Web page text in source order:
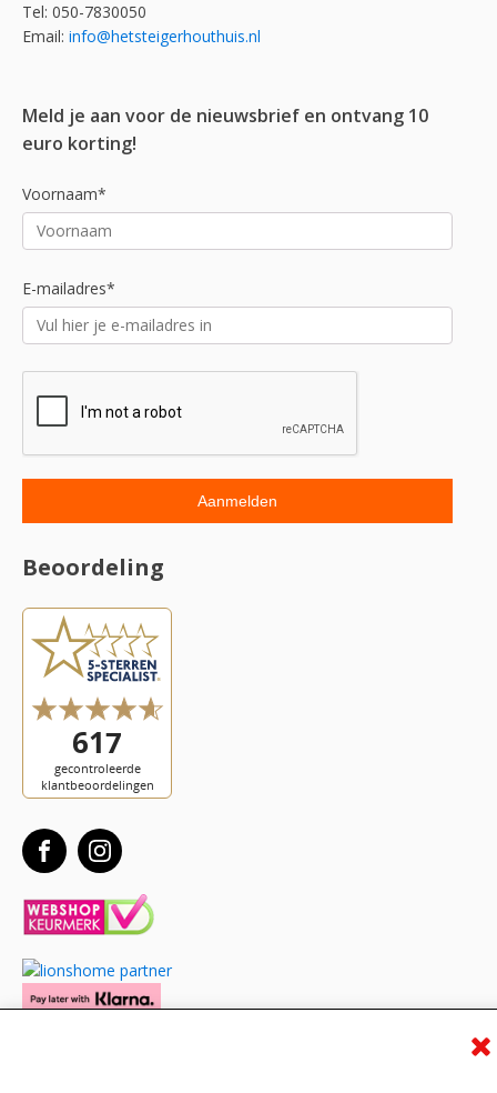
Tel: 050-7830050
Email: info@hetsteigerhouthuis.nl
Meld je aan voor de nieuwsbrief en ontvang 10
euro korting!
Voornaam*
E-mailadres*
Beoordeling